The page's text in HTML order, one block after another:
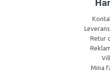
Retur
Mina